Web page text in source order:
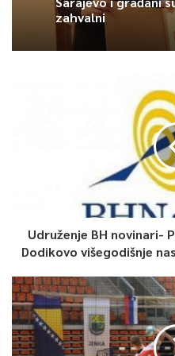
Ubilježivši pobjedu nad
poražena je od Sare Šančić iz
U konkurenciji žena zauzima
poretku [M,Ž] zauzima 2.
zahvalni
Udruženje BH novinari-
Dodikovo višegodišnje